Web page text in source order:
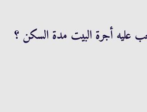
أجرة البيت مدة السكن ؟